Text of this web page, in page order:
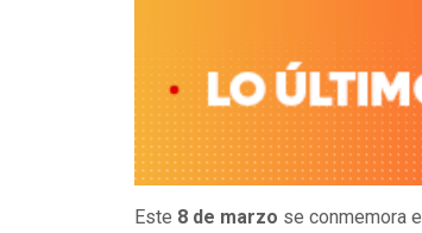
Este 8 de marzo se conmemora el